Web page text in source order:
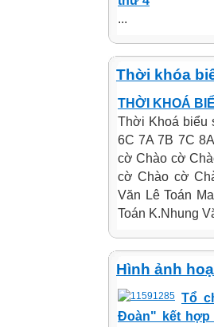
...
Thời khóa
THỜI KHOÁ
Thời Khoá biểu
6C 7A 7B 7C
cờ Chào cờ
cờ Chào cờ
Văn Lê Toán
Toán K.Nhung
Hình ảnh
Tổ
Đoàn" kết hợp